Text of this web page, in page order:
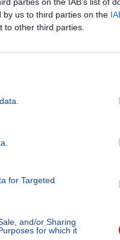
by us to third parties on the
to other third parties.
for Targeted
and/or Sharing
for which it